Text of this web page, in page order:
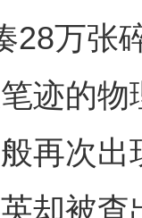
28万张
迹的
再次
却被